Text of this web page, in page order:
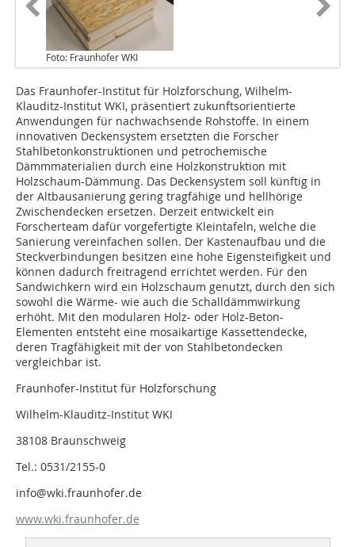
Foto: Fraunhofer WKI
Das Fraunhofer-Institut für Holzforschung, Wilhelm-
Klauditz-Institut WKI, präsentiert zukunftsorientierte
Anwendungen für nachwachsende Rohstoffe. In einem
innovativen Deckensystem ersetzten die Forscher
Stahlbetonkonstruktionen und petrochemische
Dämmmaterialien durch eine Holzkonstruktion mit
Holzschaum-Dämmung. Das Deckensystem soll künftig in
der Altbausanierung gering tragfähige und hellhörige
Zwischendecken ersetzen. Derzeit entwickelt ein
Forscherteam dafür vorgefertigte Kleintafeln, welche die
Sanierung vereinfachen sollen. Der Kastenaufbau und die
Steckverbindungen besitzen eine hohe Eigensteifigkeit und
können dadurch freitragend errichtet werden. Für den
Sandwichkern wird ein Holzschaum genutzt, durch den sich
sowohl die Wärme- wie auch die Schalldämmwirkung
erhöht. Mit den modularen Holz- oder Holz-Beton-
Elementen entsteht eine mosaikartige Kassettendecke,
deren Tragfähigkeit mit der von Stahlbetondecken
vergleichbar ist.
Fraunhofer-Institut für Holzforschung
Wilhelm-Klauditz-Institut WKI
38108 Braunschweig
Tel.: 0531/2155-0
info@wki.fraunhofer.de
www.wki.fraunhofer.de